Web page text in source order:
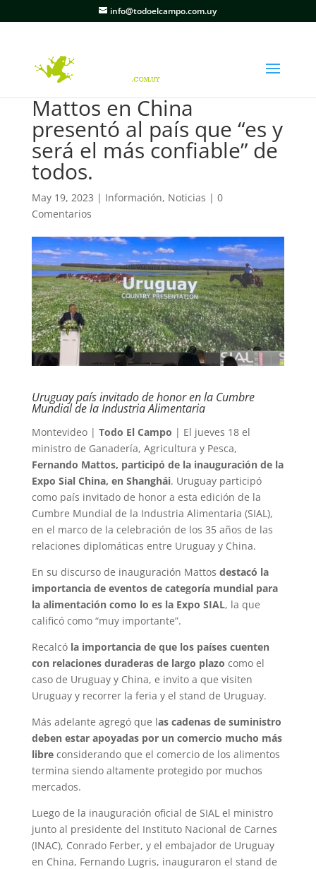
info@todoelcampo.com.uy
Mattos en China
presentó al país que “es y
será el más confiable” de
todos.
May 19, 2023 | Información, Noticias | 0
Comentarios
Uruguay país invitado de honor en la Cumbre
Mundial de la Industria Alimentaria
Montevideo | Todo El Campo | El jueves 18 el
ministro de Ganadería, Agricultura y Pesca,
Fernando Mattos, participó de la inauguración de la
Expo Sial China, en Shanghái. Uruguay participó
como país invitado de honor a esta edición de la
Cumbre Mundial de la Industria Alimentaria (SIAL),
en el marco de la celebración de los 35 años de las
relaciones diplomáticas entre Uruguay y China.
En su discurso de inauguración Mattos destacó la
importancia de eventos de categoría mundial para
la alimentación como lo es la Expo SIAL, la que
calificó como “muy importante”.
Recalcó la importancia de que los países cuenten
con relaciones duraderas de largo plazo como el
caso de Uruguay y China, e invito a que visiten
Uruguay y recorrer la feria y el stand de Uruguay.
Más adelante agregó que las cadenas de suministro
deben estar apoyadas por un comercio mucho más
libreconsiderando que el comercio de los alimentos
termina siendo altamente protegido por muchos
mercados.
Luego de la inauguración oficial de SIAL el ministro
junto al presidente del Instituto Nacional de Carnes
(INAC), Conrado Ferber, y el embajador de Uruguay
en China, Fernando Lugris, inauguraron el stand de